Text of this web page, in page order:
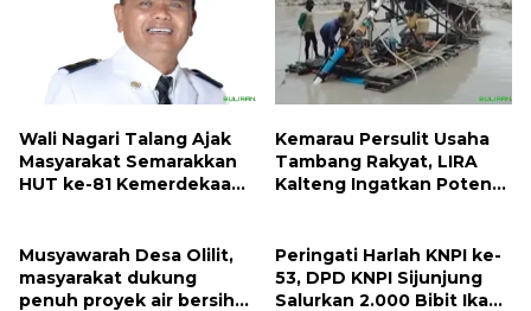
Wali Nagari Talang Ajak
Masyarakat Semarakkan
HUT ke-81 Kemerdekaan
Kemarau Persulit Usaha
Tambang Rakyat, LIRA
Kalteng Ingatkan Potensi
Musyawarah Desa Olilit,
masyarakat dukung
penuh proyek air bersih
Peringati Harlah KNPI ke-
53, DPD KNPI Sijunjung
Salurkan 2.000 Bibit Ikan